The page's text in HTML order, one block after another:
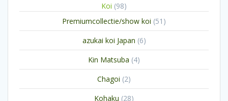
Koi 9898
producten
Premiumcollectie/show koi 51 51
producten
azukai koi Japan 66
producten
Kin Matsuba 44
producten
Chagoi 22
producten
Kohaku 2828